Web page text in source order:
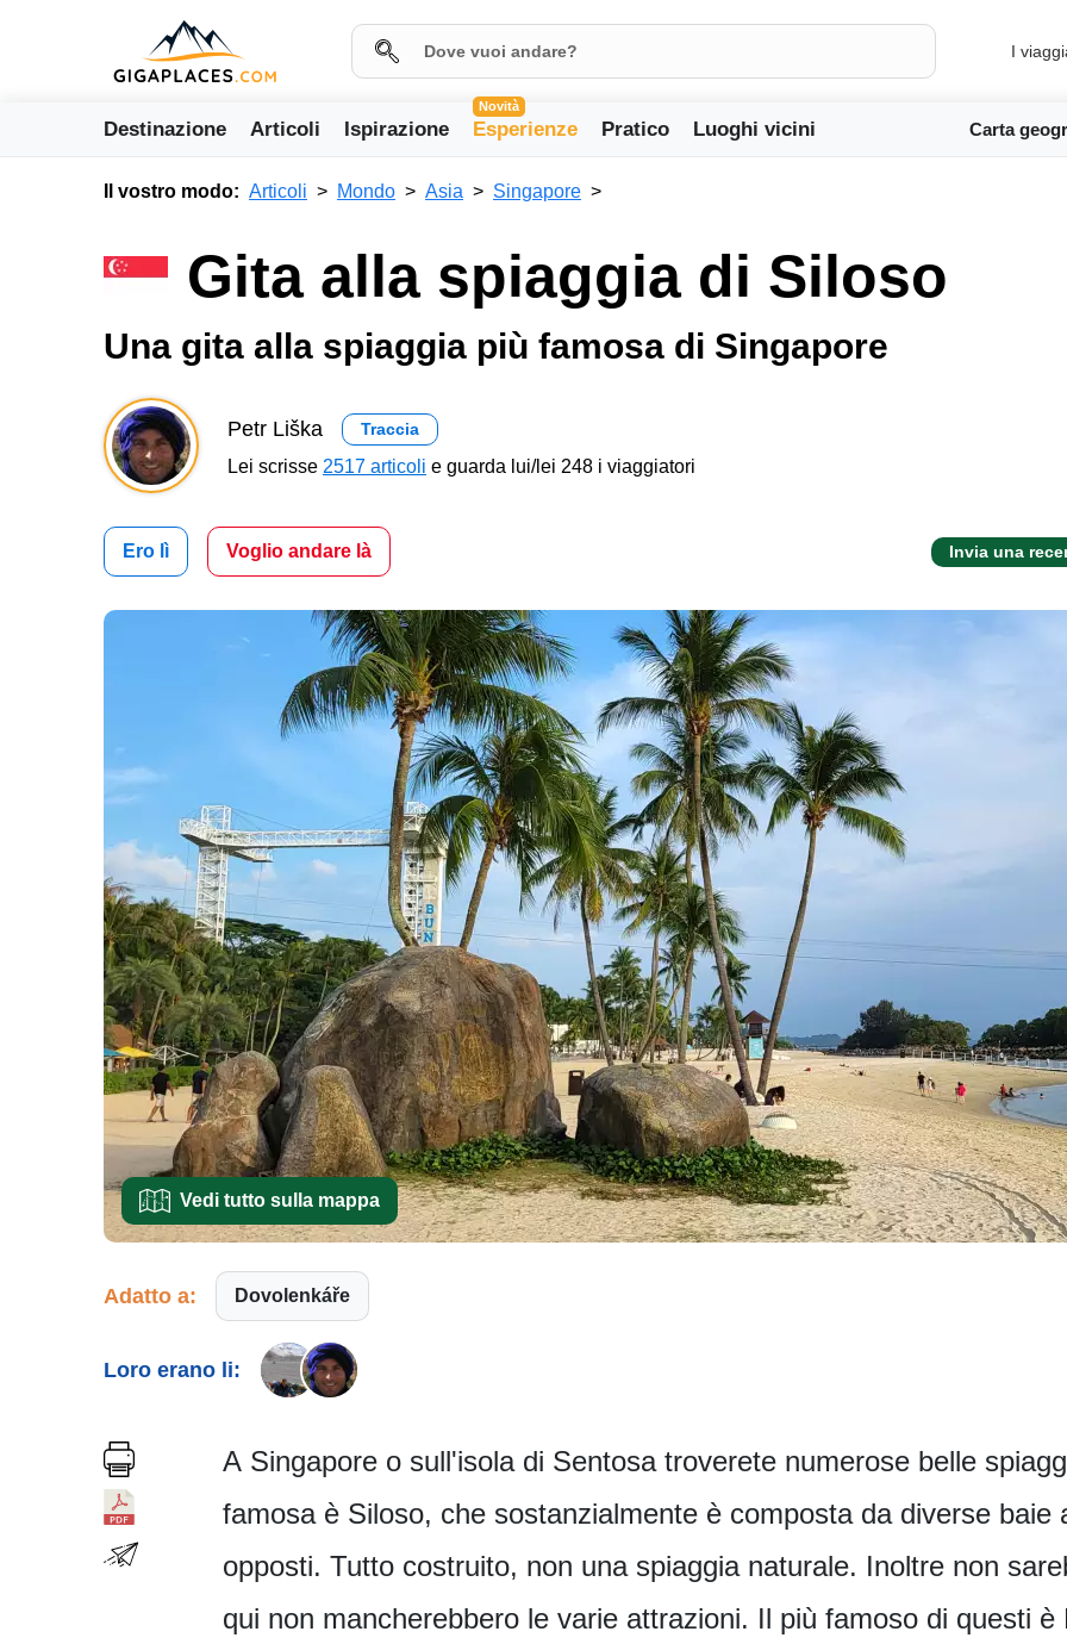
I
Destinazione Articoli Ispirazione
Novità
Esperienze Pratico Luoghi vicini Carta
Il vostro modo: Articoli Mondo Asia Singapore
Gita alla spiaggia di Siloso
Una gita alla spiaggia più famosa di Singapore
Petr Liška Traccia
Lei scrisse 2517 articoli e guarda lui/lei 248 i viaggiatori
Ero lì Voglio andare là Invia una
Vedi tutto sulla mappa
Adatto a: Dovolenkáře
Loro erano li:
A Singapore o sull'isola di Sentosa troverete numerose belle
famosa è Siloso, che sostanzialmente è composta da diverse baie
opposti. Tutto costruito, non una spiaggia naturale. Inoltre non
qui non mancherebbero le varie attrazioni. Il più famoso di questi è